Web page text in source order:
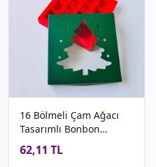
16 Bölmeli Çam Ağacı
Tasarımlı Bonbon
kırmızı)
62,11 TL